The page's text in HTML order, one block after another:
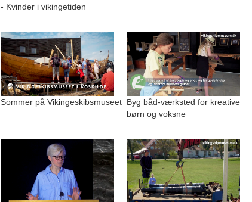
- Kvinder i vikingetiden
Sommer på Vikingeskibsmuseet Byg båd-værksted for kreative
børn og voksne